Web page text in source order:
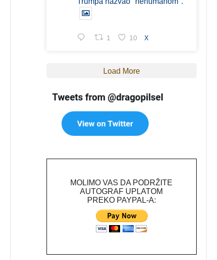
1 10 X
Load More
MOLIMO VAS DA PODRŽITE
AUTOGRAF UPLATOM
PREKO PAYPAL-A: